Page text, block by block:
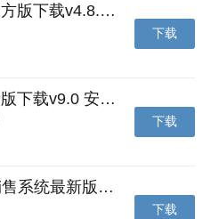
诸葛找房网官方版下载v4.8.1.1 安卓最新版
下载
皓盘云建最新版下载v9.0 安卓版
下载
ris云客移动销售系统最新版下载v1.1.25 安卓手机版
下载